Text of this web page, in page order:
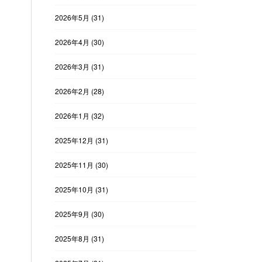
2026年5月 (31)
2026年4月 (30)
2026年3月 (31)
2026年2月 (28)
2026年1月 (32)
2025年12月 (31)
2025年11月 (30)
2025年10月 (31)
2025年9月 (30)
2025年8月 (31)